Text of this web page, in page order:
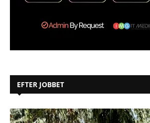
EFTER JOBBET